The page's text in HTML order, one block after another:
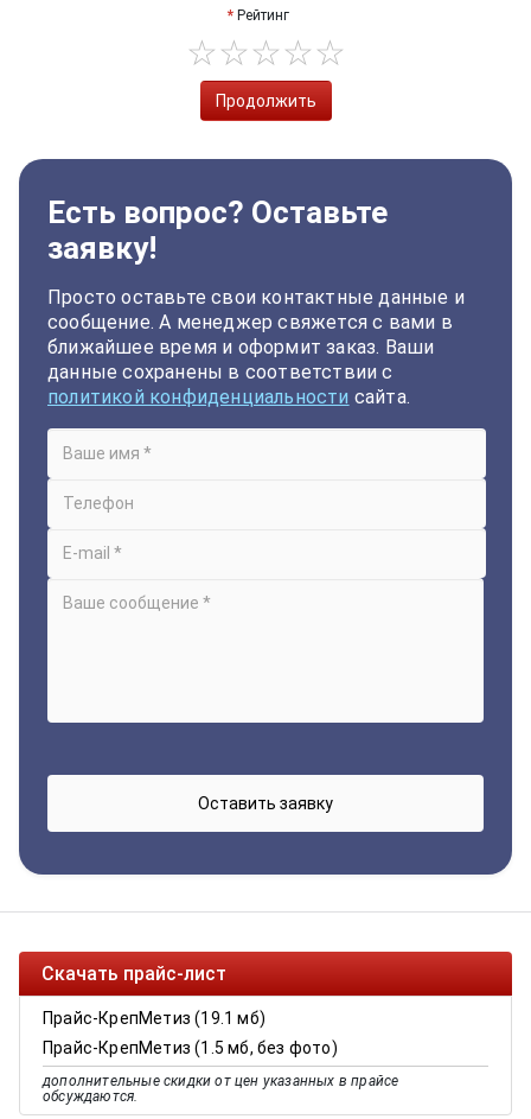
Рейтинг
Продолжить
Есть вопрос? Оставьте
заявку!
Просто оставьте свои контактные данные и
сообщение. А менеджер свяжется с вами в
ближайшее время и оформит заказ. Ваши
данные сохранены в соответствии с
политикой конфиденциальности сайта.
Скачать прайс-лист
Прайс-КрепМетиз (19.1 мб)
Прайс-КрепМетиз (1.5 мб, без фото)
дополнительные скидки от цен указанных в прайсе
обсуждаются.